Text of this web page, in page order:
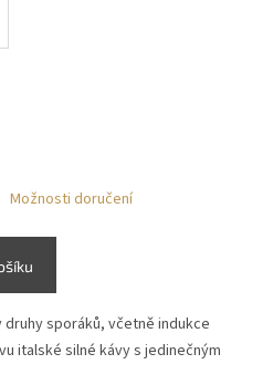
Možnosti doručení
sporáků, včetně indukce
italské silné kávy s jedinečným